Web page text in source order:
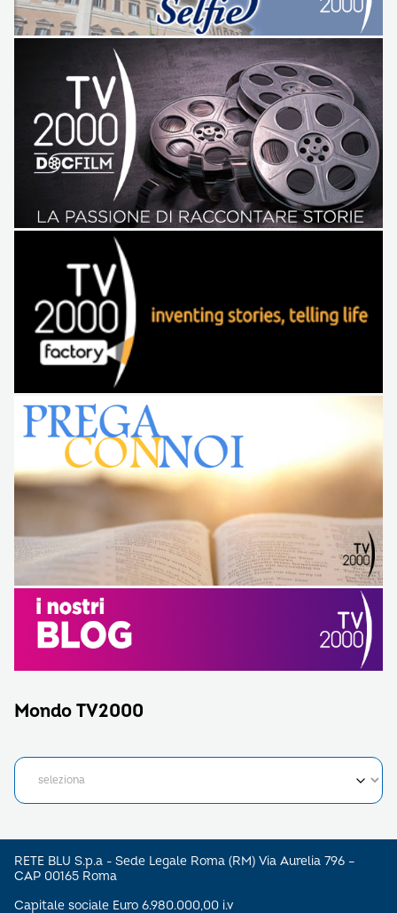
Mondo TV2000
RETE BLU S.p.a - Sede Legale Roma (RM) Via Aurelia 796 –
CAP 00165 Roma
Capitale sociale Euro 6.980.000,00 i.v